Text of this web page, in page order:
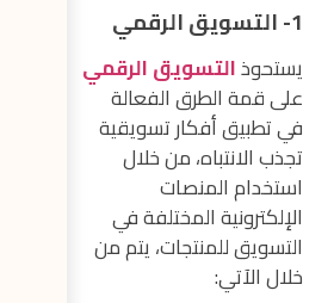
1- التسويق الرقمي
يستحوذالتسويق الرقمي
على قمة الطرق الفعالة
في تطبيق أفكار تسويقية
تجذب الانتباه، من خلال
استخدام المنصات
الإلكترونية المختلفة في
التسويق للمنتجات، يتم من
خلال الآتي: